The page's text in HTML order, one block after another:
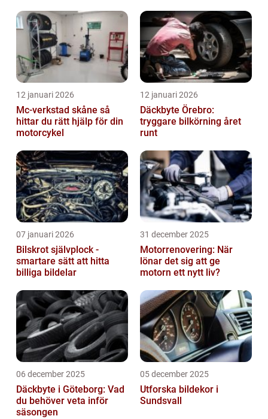
12 januari 2026
Mc-verkstad skåne så
hittar du rätt hjälp för din
motorcykel
12 januari 2026
Däckbyte Örebro:
tryggare bilkörning året
runt
07 januari 2026
Bilskrot självplock -
smartare sätt att hitta
billiga bildelar
31 december 2025
Motorrenovering: När
lönar det sig att ge
motorn ett nytt liv?
06 december 2025
Däckbyte i Göteborg: Vad
du behöver veta inför
säsongen
05 december 2025
Utforska bildekor i
Sundsvall